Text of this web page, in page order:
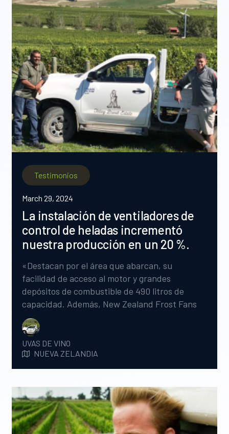
Testimonios
March 29, 2024
La instalación de ventiladores de
control de heladas incrementó
nuestra producción en un 20 %.
«Destacan por el área que abarcan, su
facilidad de acceso al motor y grandes
depósitos de combustible de 490 litros de
capacidad. Además, New Zealand Frost Fans
nos actualizó las antiguas aspas de aleación de
nuestra maquinaria actual con las aspas de
material compuesto FrostBoss® C39 (sistema
de 3 aspas), que han resultado ser más
silenciosas y eficientes».
UVAS DE VINO
NUEVA ZELANDIA